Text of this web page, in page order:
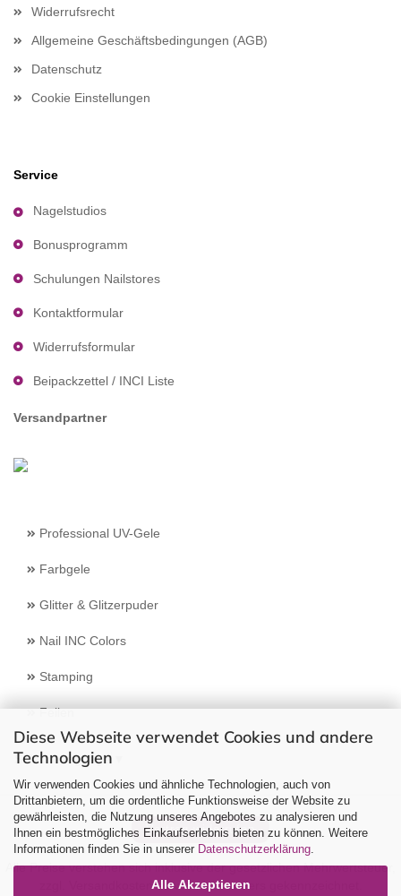
Diese Webseite verwendet Cookies und andere
Technologien
Wir verwenden Cookies und ähnliche Technologien, auch von
Drittanbietern, um die ordentliche Funktionsweise der Website zu
gewährleisten, die Nutzung unseres Angebotes zu analysieren und
Ihnen ein bestmögliches Einkaufserlebnis bieten zu können. Weitere
Informationen finden Sie in unserer Datenschutzerklärung
Alle Akzeptieren
Widerrufsrecht
Allgemeine Geschäftsbedingungen (AGB)
Datenschutz
Cookie Einstellungen
Service
Nagelstudios
Bonusprogramm
Schulungen Nailstores
Kontaktformular
Widerrufsformular
Beipackzettel / INCI Liste
Versandpartner
Professional UV-Gele
Farbgele
Glitter & Glitzerpuder
Nail INC Colors
Stamping
Feilen
Select Language
Vertrag widerrufen
Alle Preise verstehen sich inklusive der gesetzlichen Mehrwertsteuer,
Versandkostensoweit nicht anders gekennzeichnet.